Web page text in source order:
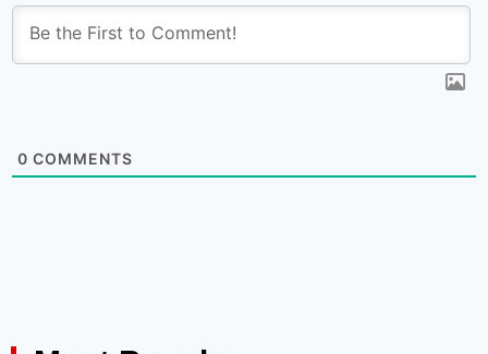
0 COMMENTS